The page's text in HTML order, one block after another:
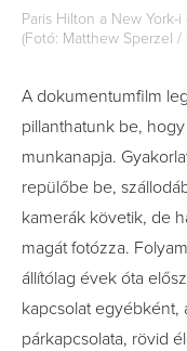
Paris Hilton a New York-i
(Fotó: Matthew Sperzel /
A dokumentumfilm
pillanthatunk be,
munkanapja.
repülőbe be,
kamerák követik, de
magát fotózza.
állítólag évek óta
kapcsolat egyébként,
párkapcsolata, rövid